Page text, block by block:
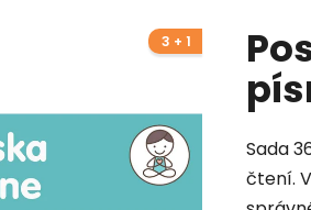
Sada
čtení.
3 + 1